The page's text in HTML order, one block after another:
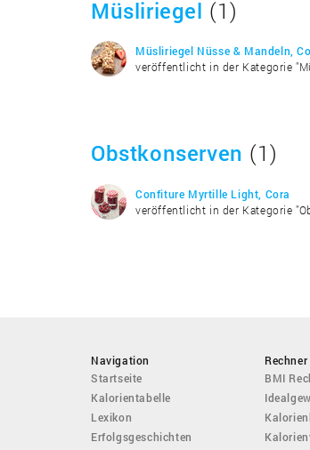
Müsliriegel (1)
Müsliriegel Nüsse & Mandeln,
veröffentlicht in der Kategorie
Obstkonserven (1)
Confiture Myrtille Light, Cora
veröffentlicht in der Kategorie
Navigation
Startseite
Kalorientabelle
Lexikon
Erfolgsgeschichten
Rechner
BMI